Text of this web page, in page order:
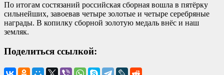
По итогам состязаний российская сборная вошла в пятёрку
сильнейших, завоевав четыре золотые и четыре серебряные
награды. В копилку сборной золотую медаль внёс и наш
земляк.
Поделиться ссылкой: